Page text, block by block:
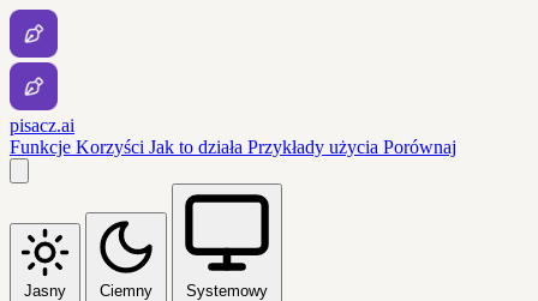
pisacz.ai
Funkcje Korzyści Jak to działa Przykłady użycia Porównaj
Jasny Ciemny Systemowy